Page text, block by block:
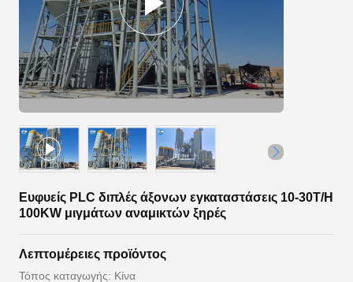
Ευφυείς PLC διπλές άξονων εγκαταστάσεις 10-30T/H
100KW μιγμάτων αναμικτών ξηρές
Λεπτομέρειες προϊόντος
Τόπος καταγωγής: Κίνα